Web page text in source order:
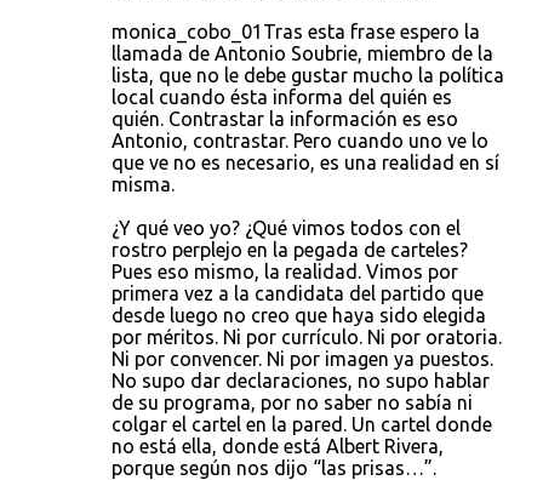
monica_cobo_01Tras esta frase espero la
llamada de Antonio Soubrie, miembro de la
lista, que no le debe gustar mucho la política
local cuando ésta informa del quién es
quién. Contrastar la información es eso
Antonio, contrastar. Pero cuando uno ve lo
que ve no es necesario, es una realidad en sí
misma.
¿Y qué veo yo? ¿Qué vimos todos con el
rostro perplejo en la pegada de carteles?
Pues eso mismo, la realidad. Vimos por
primera vez a la candidata del partido que
desde luego no creo que haya sido elegida
por méritos. Ni por currículo. Ni por oratoria.
Ni por convencer. Ni por imagen ya puestos.
No supo dar declaraciones, no supo hablar
de su programa, por no saber no sabía ni
colgar el cartel en la pared. Un cartel donde
no está ella, donde está Albert Rivera,
porque según nos dijo “las prisas…”.